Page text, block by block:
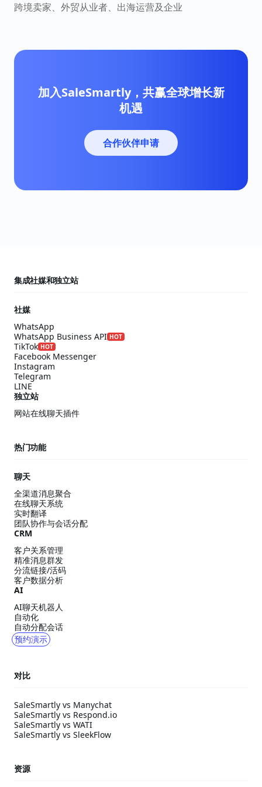
跨境卖家、外贸从业者、出海运营及企业
加入SaleSmartly，共赢全球增长新
机遇
合作伙伴申请
集成社媒和独立站
社媒
WhatsApp
WhatsApp Business API HOT
TikTok HOT
Facebook Messenger
Instagram
Telegram
LINE
独立站
网站在线聊天插件
热门功能
聊天
全渠道消息聚合
在线聊天系统
实时翻译
团队协作与会话分配
CRM
客户关系管理
精准消息群发
分流链接/活码
客户数据分析
AI
AI聊天机器人
自动化
自动分配会话
预约演示
对比
SaleSmartly vs Manychat
SaleSmartly vs Respond.io
SaleSmartly vs WATI
SaleSmartly vs SleekFlow
资源